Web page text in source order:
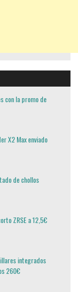
con la promo de
X2 Max enviado
de chollos
ZRSE a 12,5€
integrados
260€